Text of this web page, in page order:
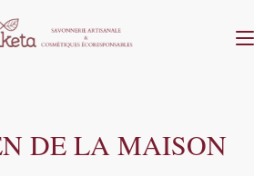
DE LA MAISON